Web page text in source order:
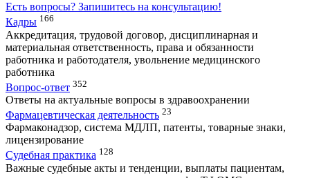
Есть вопросы? Запишитесь на консультацию!
Кадры 166
Аккредитация, трудовой договор, дисциплинарная и
материальная ответственность, права и обязанности
работника и работодателя, увольнение медицинского
работника
Вопрос-ответ 352
Ответы на актуальные вопросы в здравоохранении
Фармацевтическая деятельность 23
Фармаконадзор, система МДЛП, патенты, товарные знаки,
лицензирование
Судебная практика 128
Важные судебные акты и тенденции, выплаты пациентам,